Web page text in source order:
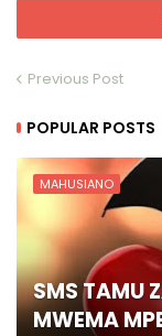
Previous Post
POPULAR POSTS
MAHUSIANO
SMS TAMU
MWEMA